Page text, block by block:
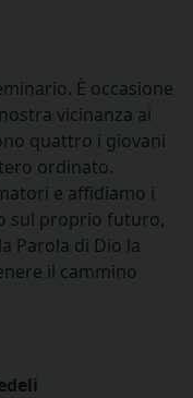
È occasione
vicinanza ai
quattro i giovani
ordinato.
e affidiamo i
sul proprio futuro,
Parola di Dio la
il cammino